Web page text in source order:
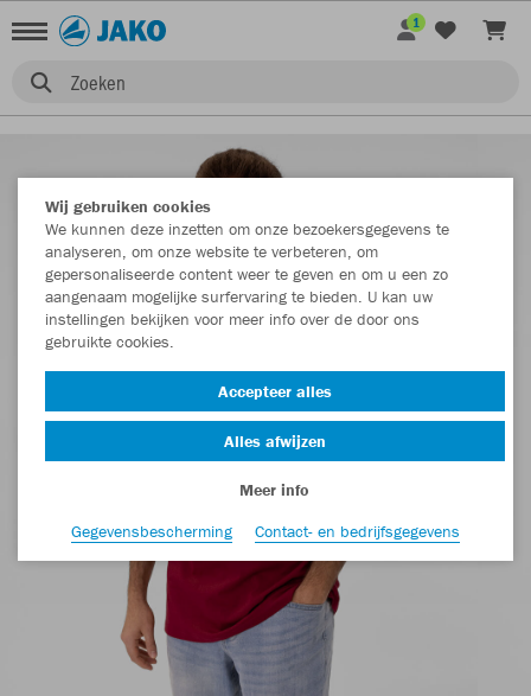
Zoeken
1
Wij gebruiken cookies
We kunnen deze inzetten om onze bezoekersgegevens te
analyseren, om onze website te verbeteren, om
gepersonaliseerde content weer te geven en om u een zo
aangenaam mogelijke surfervaring te bieden. U kan uw
instellingen bekijken voor meer info over de door ons
gebruikte cookies.
Accepteer alles
Alles afwijzen
Meer info
Gegevensbescherming
Contact- en bedrijfsgegevens